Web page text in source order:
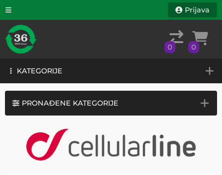
KATEGORIJE
Prijava
0 0
KATEGORIJE
PRONAĐENE KATEGORIJE